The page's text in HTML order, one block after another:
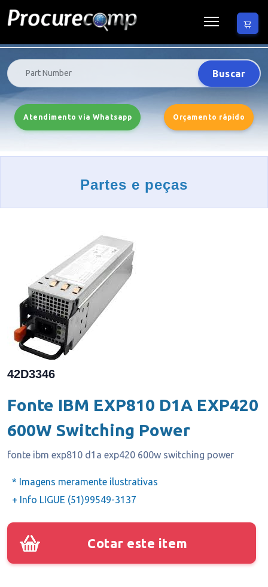
Buscar
Atendimento via Whatsapp Orçamento rápido
Partes e peças
42D3346
Fonte IBM EXP810 D1A EXP420
600W Switching Power
fonte ibm exp810 d1a exp420 600w switching power
* Imagens meramente ilustrativas
+ Info LIGUE (51)99549-3137
Cotar este item